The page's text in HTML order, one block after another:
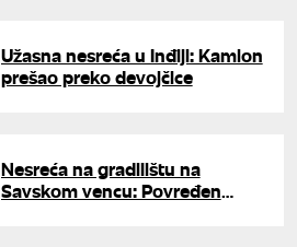
Užasna nesreća u Inđiji: Kamion
prešao preko devojčice
Nesreća na gradilištu na
Savskom vencu: Povređen